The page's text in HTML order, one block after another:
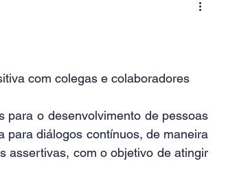
com colegas e colaboradores
para o desenvolvimento de pessoas
para diálogos contínuos, de maneira
assertivas, com o objetivo de atingir